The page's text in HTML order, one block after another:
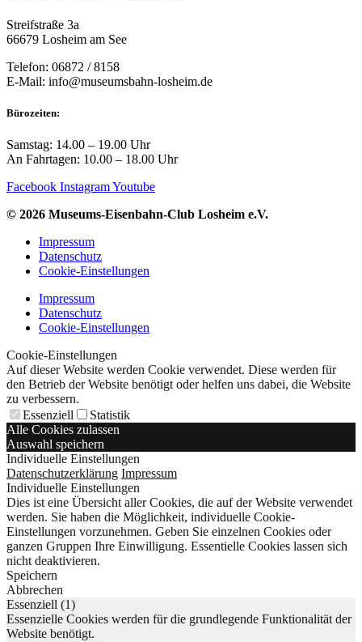
Streifstraße 3a
66679 Losheim am See
Telefon: 06872 / 8158
E-Mail: info@museumsbahn-losheim.de
Bürozeiten:
Samstag: 14.00 – 19.00 Uhr
An Fahrtagen: 10.00 – 18.00 Uhr
Facebook InstagramYoutube
© 2026 Museums-Eisenbahn-Club Losheim e.V.
Impressum
Datenschutz
Cookie-Einstellungen
Impressum
Datenschutz
Cookie-Einstellungen
Cookie-Einstellungen
Auf dieser Website werden Cookie verwendet. Diese werden für
den Betrieb der Website benötigt oder helfen uns dabei, die Website
zu verbessern.
Essenziell
Statistik
Alle Cookies zulassen
Auswahl speichern
Individuelle Einstellungen
Datenschutzerklärung Impressum
Individuelle Einstellungen
Dies ist eine Übersicht aller Cookies, die auf der Website verwendet
werden. Sie haben die Möglichkeit, individuelle Cookie-
Einstellungen vorzunehmen. Geben Sie einzelnen Cookies oder
ganzen Gruppen Ihre Einwilligung. Essentielle Cookies lassen sich
nicht deaktivieren.
Speichern
Abbrechen
Essenziell (1)
Essenzielle Cookies werden für die grundlegende Funktionalität der
Website benötigt.